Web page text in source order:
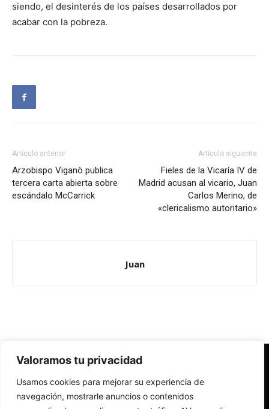
Valoramos tu privacidad
Usamos cookies para mejorar su experiencia de
navegación, mostrarle anuncios o contenidos
siendo, el desinterés de los países desarrollados por
acabar con la pobreza.
Artículo anterior
Arzobispo Viganò publica
tercera carta abierta sobre
escándalo McCarrick
Artículo siguiente
Fieles de la Vicaría IV de
Madrid acusan al vicario, Juan
Carlos Merino, de
«clericalismo autoritario»
Juan
Redes Cristianas
Una mirada alternativa sobre la Iglesia católica y la sociedad
- Colectivos de Redes Cristianas